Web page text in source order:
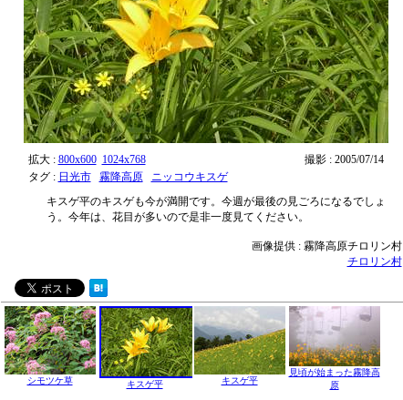
拡大 : 800x600 1024x768
撮影 : 2005/07/14
タグ : 日光市 霧降高原
ニッコウキスゲ
キスゲ平のキスゲも今が満開です。今週が最後の見ごろになるでしょ
う。今年は、花目が多いので是非一度見てください。
画像提供 : 霧降高原チロリン村
チロリン村
シモツケ草 キスゲ平 キスゲ平
見頃が始まった霧降高
原